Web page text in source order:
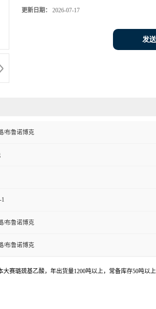
更新日期： 2026-07-17
发
/布鲁诺博克
1
/布鲁诺博克
/布鲁诺博克
赛璐巯基乙酸，年出货量1200吨以上，常备库存50吨以上